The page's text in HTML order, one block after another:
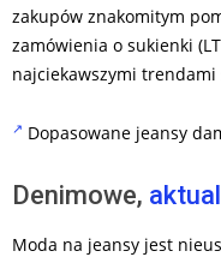
zakupów znakomitym
zamówienia o sukienki
najciekawszymi trendami
Dopasowane jeansy
Denimowe,
Moda na jeansy jest